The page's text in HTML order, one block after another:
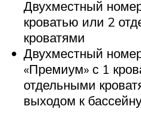
Двухместный
кроватью или 2
кроватями
Двухместный
«Премиум» с 1
отдельными
выходом к